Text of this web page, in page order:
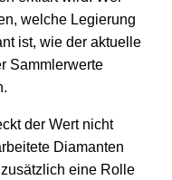
welche Legierung
ist, wie der aktuelle
Sammlerwerte
der Wert nicht
Diamanten
eine Rolle